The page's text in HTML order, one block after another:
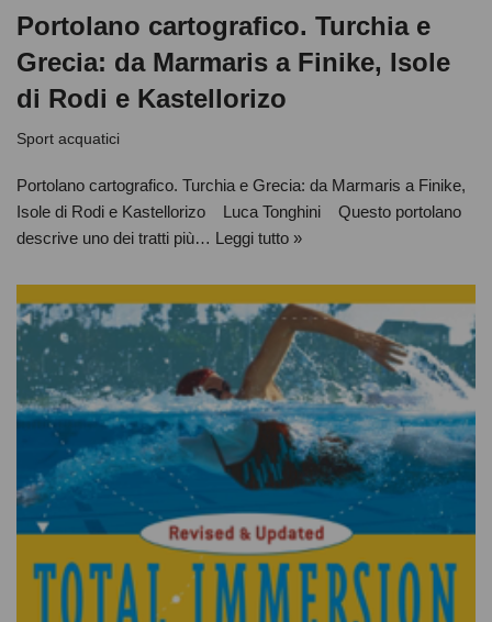
Portolano cartografico. Turchia e
Grecia: da Marmaris a Finike, Isole
di Rodi e Kastellorizo
Sport acquatici
Portolano cartografico. Turchia e Grecia: da Marmaris a Finike,
Isole di Rodi e Kastellorizo Luca Tonghini Questo portolano
descrive uno dei tratti più… Leggi tutto »